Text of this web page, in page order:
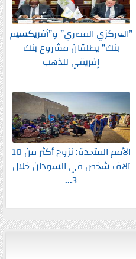
”المركزي المصري” و”أفريكسيم
بنك” يطلقان مشروع بنك
إفريقي للذهب
الأمم المتحدة: نزوح أكثر من 10
آلاف شخص في السودان خلال
3...